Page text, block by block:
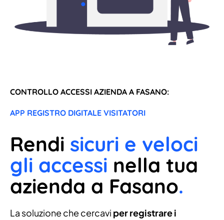
CONTROLLO ACCESSI AZIENDA A FASANO:
APP REGISTRO DIGITALE VISITATORI
Rendi sicuri e veloci
gli accessi nella tua
azienda a Fasano.
La soluzione che cercavi per registrare i